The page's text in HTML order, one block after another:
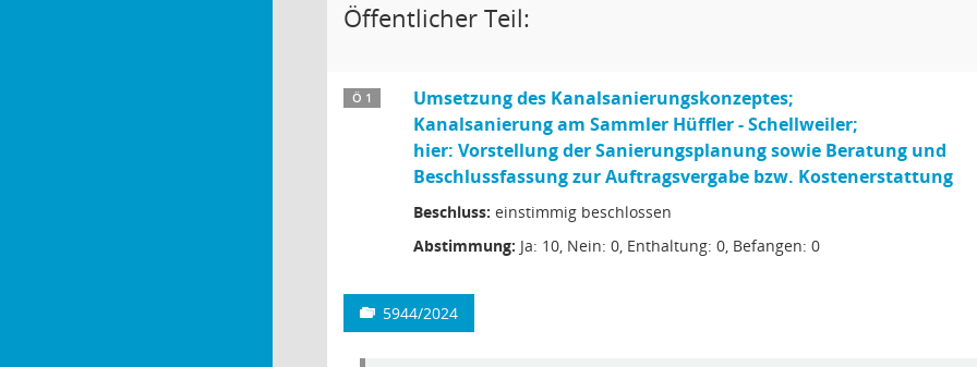
Öffentlicher Teil:
Ö 1
Umsetzung des Kanalsanierungskonzeptes;
Kanalsanierung am Sammler Hüffler - Schellweiler;
hier: Vorstellung der Sanierungsplanung sowie Beratung und
Beschlussfassung zur Auftragsvergabe bzw. Kostenerstattung
Beschluss: einstimmig beschlossen
Abstimmung: Ja: 10, Nein: 0, Enthaltung: 0, Befangen: 0
5944/2024